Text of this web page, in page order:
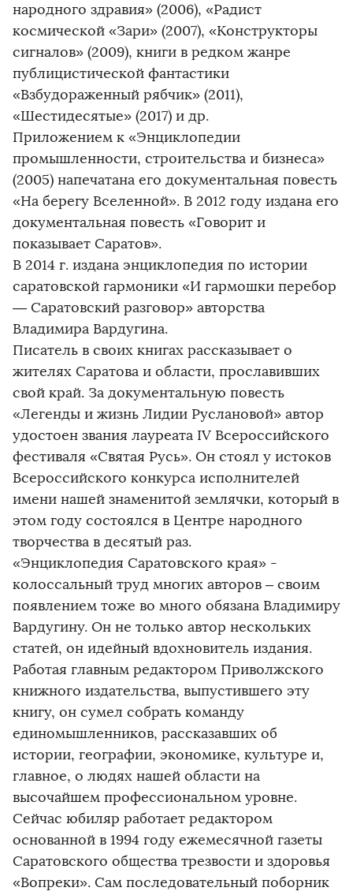
народного здравия» (2006), «Радист
космической «Зари» (2007), «Конструкторы
сигналов» (2009), книги в редком жанре
публицистической фантастики
«Взбудораженный рябчик» (2011),
«Шестидесятые» (2017) и др.
Приложением к «Энциклопедии
промышленности, строительства и бизнеса»
(2005) напечатана его документальная повесть
«На берегу Вселенной». В 2012 году издана его
документальная повесть «Говорит и
показывает Саратов».
В 2014 г. издана энциклопедия по истории
саратовской гармоники «И гармошки перебор
— Саратовский разговор» авторства
Владимира Вардугина.
Писатель в своих книгах рассказывает о
жителях Саратова и области, прославивших
свой край. За документальную повесть
«Легенды и жизнь Лидии Руслановой» автор
удостоен звания лауреата IV Всероссийского
фестиваля «Святая Русь». Он стоял у истоков
Всероссийского конкурса исполнителей
имени нашей знаменитой землячки, который в
этом году состоялся в Центре народного
творчества в десятый раз.
«Энциклопедия Саратовского края» -
колоссальный труд многих авторов – своим
появлением тоже во много обязана Владимиру
Вардугину. Он не только автор нескольких
статей, он идейный вдохновитель издания.
Работая главным редактором Приволжского
книжного издательства, выпустившего эту
книгу, он сумел собрать команду
единомышленников, рассказавших об
истории, географии, экономике, культуре и,
главное, о людях нашей области на
высочайшем профессиональном уровне.
Сейчас юбиляр работает редактором
основанной в 1994 году ежемесячной газеты
Саратовского общества трезвости и здоровья
«Вопреки». Сам последовательный поборник